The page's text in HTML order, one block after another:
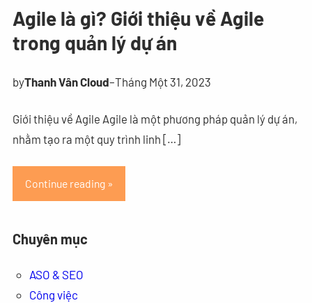
Agile là gì? Giới thiệu về Agile
trong quản lý dự án
byThanh Vân Cloud–Tháng Một 31, 2023
Giới thiệu về Agile Agile là một phương pháp quản lý dự án,
nhằm tạo ra một quy trình linh […]
Continue reading »
Chuyên mục
ASO & SEO
Công việc